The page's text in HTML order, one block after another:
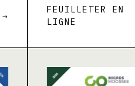
→
FEUILLETER EN
LIGNE